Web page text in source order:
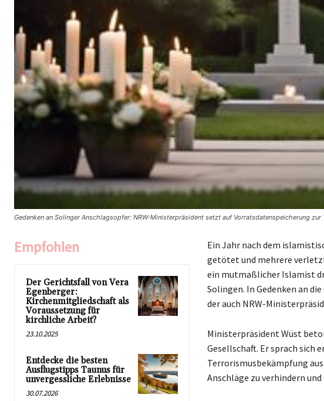
Gedenken an Solinger Anschlagsopfer: NRW-Ministerpräsident setzt auf Vorratsdatenspeicherung
Empfohlen
Der Gerichtsfall von Vera
Egenberger:
Kirchenmitgliedschaft als
Voraussetzung für
kirchliche Arbeit?
23.10.2025
Entdecke die besten
Ausflugstipps Taunus für
unvergessliche Erlebnisse
30.07.2026
Ein Jahr nach dem
getötet und mehrere
ein mutmaßlicher Islamist
Solingen. In Gedenken an
der auch NRW-
Ministerpräsident Wüst
Gesellschaft. Er sprach sich
Terrorismusbekämpfung
Anschläge zu verhindern